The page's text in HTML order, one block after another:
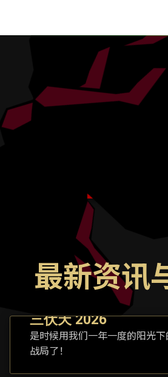
最新资讯
三伏天 2026
是时候用我们一年一度的阳光
战局了！